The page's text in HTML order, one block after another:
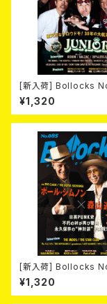
[新入荷] Bollocks
¥1,320
[新入荷] Bollocks
(MAGAZINE)
¥1,320